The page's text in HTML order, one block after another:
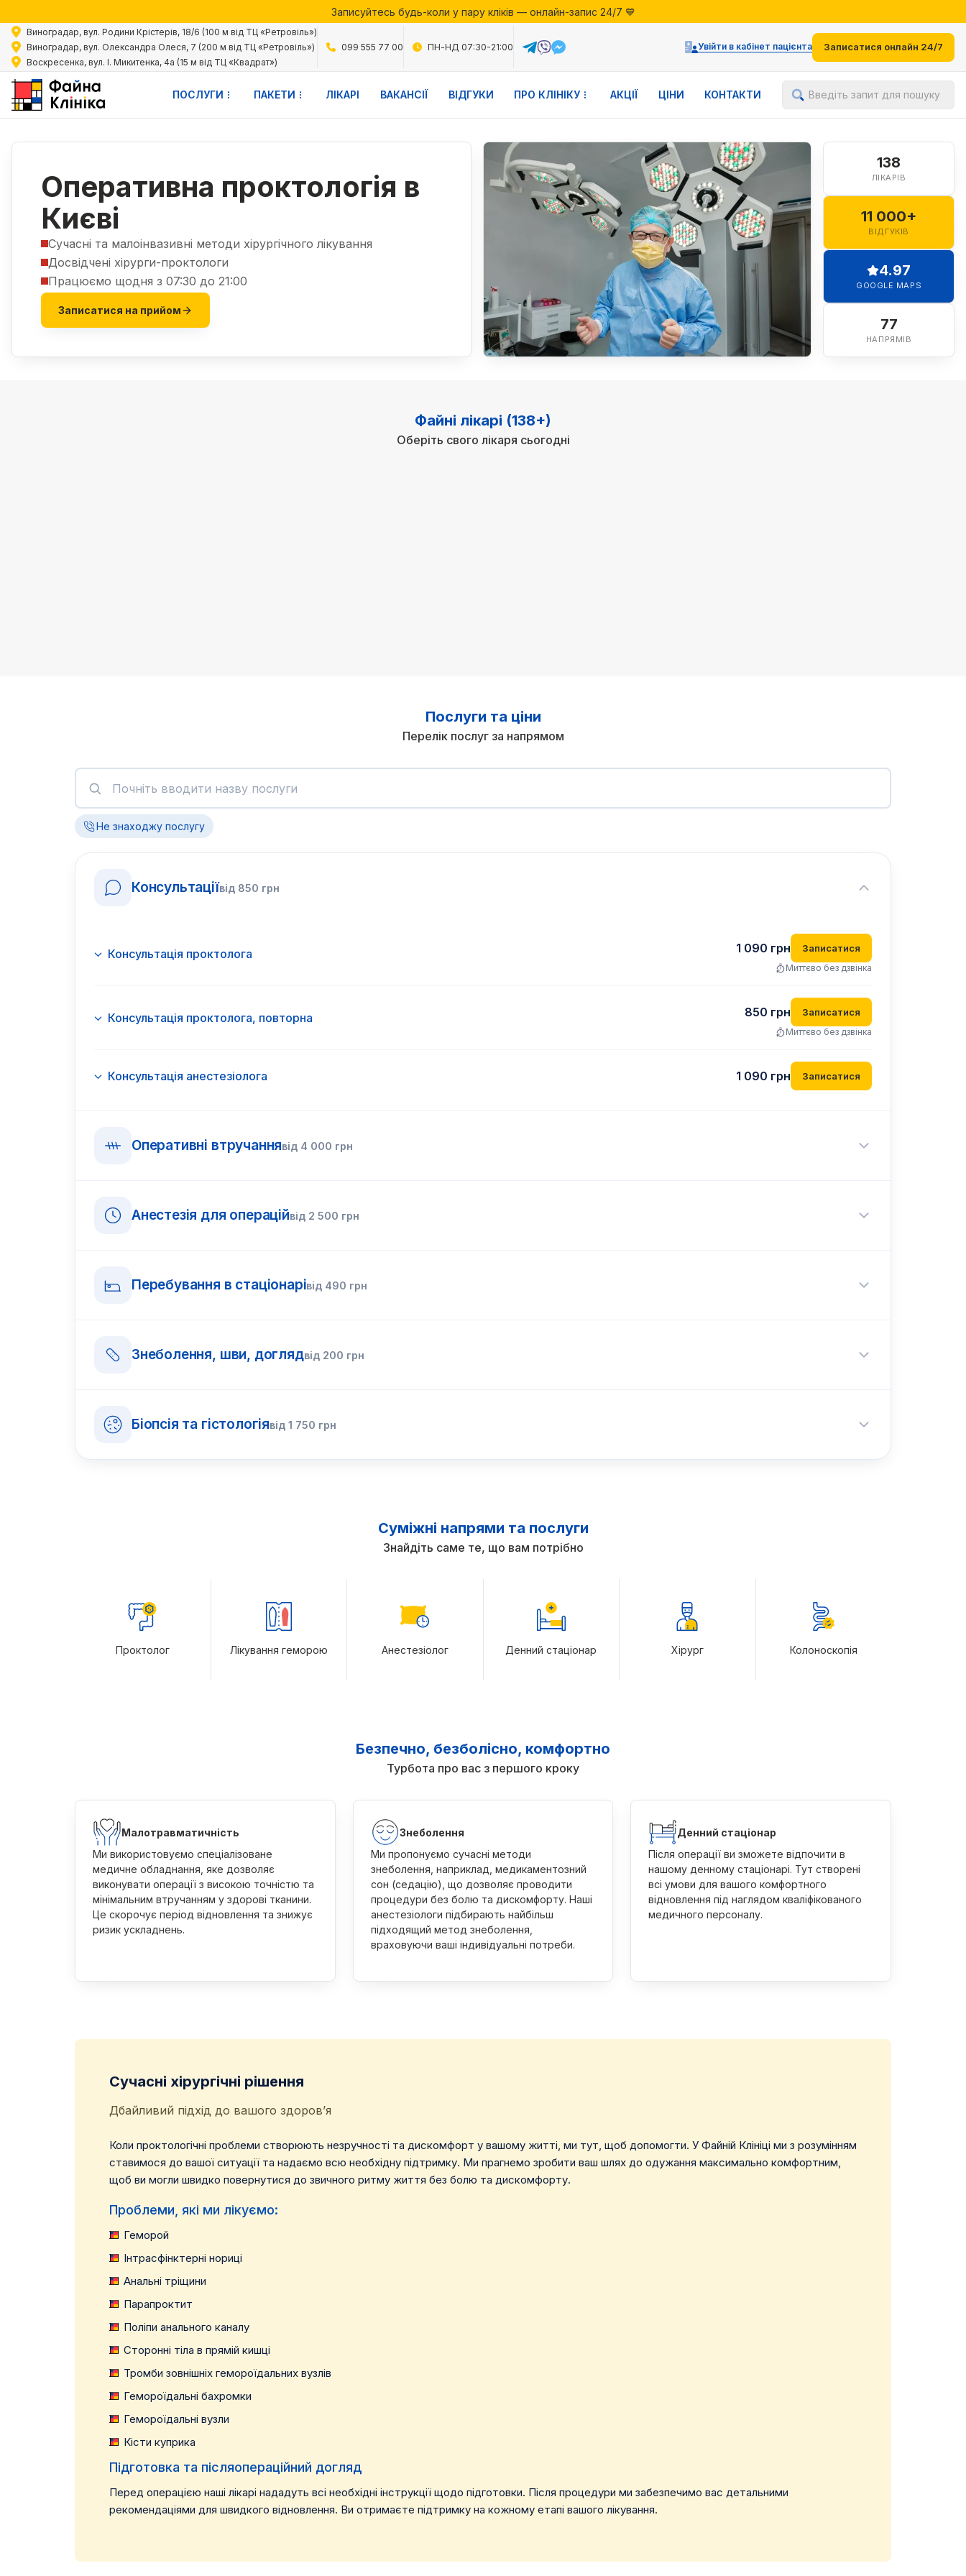
Записуйтесь будь-коли у пару кліків — онлайн-запис 24/7 💙
Акції місяця у Файній Клініці — скористайтесь вигідними пропозиціями
Записуйтесь будь-коли у пару кліків — онлайн-запис 24/7 💙
Виноградар, вул. Родини Крістерів, 18/6 (100 м від ТЦ «Ретровіль»)
Виноградар, вул. Олександра Олеся, 7 (200 м від ТЦ «Ретровіль»)
Воскресенка, вул. І. Микитенка, 4а (15 м від ТЦ «Квадрат»)
099 555 77 00 ПН-НД 07:30-21:00 Увійти в кабінет пацієнта Записатися онлайн 24/7
ПОСЛУГИ ПАКЕТИ ЛІКАРІ ВАКАНСІЇ ВІДГУКИ ПРО КЛІНІКУ АКЦІЇ ЦІНИ КОНТАКТИ Введіть запит для пошуку
Оперативна проктологія в
Києві
Сучасні та малоінвазивні методи хірургічного лікування
Досвідчені хірурги-проктологи
Працюємо щодня з 07:30 до 21:00
Записатися на прийом
138
ЛІКАРІВ
11 000+
ВІДГУКІВ
4.97
GOOGLE MAPS
77
НАПРЯМІВ
Файні лікарі (138+)
Оберіть свого лікаря сьогодні
Послуги та ціни
Перелік послуг за напрямом
Не знаходжу послугу
Консультаціївід 850 грн
Консультація проктолога 1 090 грн Записатися
Миттєво без дзвінка
Консультація проктолога, повторна 850 грн Записатися
Миттєво без дзвінка
Консультація анестезіолога 1 090 грн Записатися
Оперативні втручаннявід 4 000 грн
Анестезія для операційвід 2 500 грн
Перебування в стаціонарівід 490 грн
Знеболення, шви, доглядвід 200 грн
Біопсія та гістологіявід1 750 грн
Суміжні напрями та послуги
Знайдіть саме те, що вам потрібно
Проктолог Лікування геморою Анестезіолог Денний стаціонар Хірург Колоноскопія
Безпечно, безболісно, комфортно
Турбота про вас з першого кроку
Малотравматичність
Ми використовуємо спеціалізоване
медичне обладнання, яке дозволяє
виконувати операції з високою точністю та
мінімальним втручанням у здорові тканини.
Це скорочує період відновлення та знижує
ризик ускладнень.
Знеболення
Ми пропонуємо сучасні методи
знеболення, наприклад, медикаментозний
сон (седацію), що дозволяє проводити
процедури без болю та дискомфорту. Наші
анестезіологи підбирають найбільш
підходящий метод знеболення,
враховуючи ваші індивідуальні потреби.
Денний стаціонар
Після операції ви зможете відпочити в
нашому денному стаціонарі. Тут створені
всі умови для вашого комфортного
відновлення під наглядом кваліфікованого
медичного персоналу.
Сучасні хірургічні рішення
Дбайливий підхід до вашого здоров’я
Коли проктологічні проблеми створюють незручності та дискомфорт у вашому житті, ми тут, щоб допомогти. У Файній Клініці ми з розумінням
ставимося до вашої ситуації та надаємо всю необхідну підтримку. Ми прагнемо зробити ваш шлях до одужання максимально комфортним,
щоб ви могли швидко повернутися до звичного ритму життя без болю та дискомфорту.
Проблеми, які ми лікуємо:
Геморой
Інтрасфінктерні нориці
Анальні тріщини
Парапроктит
Поліпи анального каналу
Сторонні тіла в прямій кишці
Тромби зовнішніх гемороїдальних вузлів
Гемороїдальні бахромки
Гемороїдальні вузли
Кісти куприка
Підготовка та післяопераційний догляд
Перед операцією наші лікарі нададуть всі необхідні інструкції щодо підготовки. Після процедури ми забезпечимо вас детальними
рекомендаціями для швидкого відновлення. Ви отримаєте підтримку на кожному етапі вашого лікування.